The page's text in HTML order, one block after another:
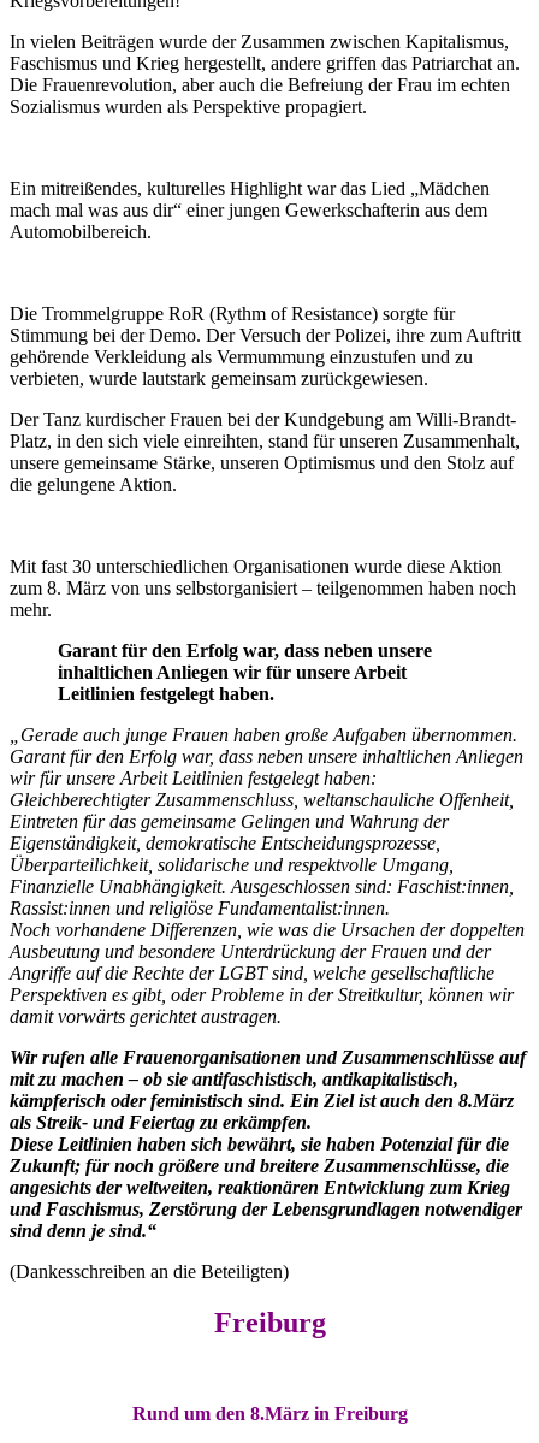
In vielen Beiträgen wurde der Zusammen zwischen Kapitalismus,
Faschismus und Krieg hergestellt, andere griffen das Patriarchat an.
Die Frauenrevolution, aber auch die Befreiung der Frau im echten
Sozialismus wurden als Perspektive propagiert.
Ein mitreißendes, kulturelles Highlight war das Lied „Mädchen
mach mal was aus dir“ einer jungen Gewerkschafterin aus dem
Automobilbereich.
Die Trommelgruppe RoR (Rythm of Resistance) sorgte für
Stimmung bei der Demo. Der Versuch der Polizei, ihre zum Auftritt
gehörende Verkleidung als Vermummung einzustufen und zu
verbieten, wurde lautstark gemeinsam zurückgewiesen.
Der Tanz kurdischer Frauen bei der Kundgebung am Willi-Brandt-
Platz, in den sich viele einreihten, stand für unseren Zusammenhalt,
unsere gemeinsame Stärke, unseren Optimismus und den Stolz auf
die gelungene Aktion.
Mit fast 30 unterschiedlichen Organisationen wurde diese Aktion
zum 8. März von uns selbstorganisiert – teilgenommen haben noch
mehr.
Garant für den Erfolg war, dass neben unsere
inhaltlichen Anliegen wir für unsere Arbeit
Leitlinien festgelegt haben.
„Gerade auch junge Frauen haben große Aufgaben übernommen.
Garant für den Erfolg war, dass neben unsere inhaltlichen Anliegen
wir für unsere Arbeit Leitlinien festgelegt haben:
Gleichberechtigter Zusammenschluss, weltanschauliche Offenheit,
Eintreten für das gemeinsame Gelingen und Wahrung der
Eigenständigkeit, demokratische Entscheidungsprozesse,
Überparteilichkeit, solidarische und respektvolle Umgang,
Finanzielle Unabhängigkeit. Ausgeschlossen sind: Faschist:innen,
Rassist:innen und religiöse Fundamentalist:innen.
Noch vorhandene Differenzen, wie was die Ursachen der doppelten
Ausbeutung und besondere Unterdrückung der Frauen und der
Angriffe auf die Rechte der LGBT sind, welche gesellschaftliche
Perspektiven es gibt, oder Probleme in der Streitkultur, können wir
damit vorwärts gerichtet austragen.
Wir rufen alle Frauenorganisationen und Zusammenschlüsse auf
mit zu machen – ob sie antifaschistisch, antikapitalistisch,
kämpferisch oder feministisch sind. Ein Ziel ist auch den 8.März
als Streik- und Feiertag zu erkämpfen.
Diese Leitlinien haben sich bewährt, sie haben Potenzial für die
Zukunft; für noch größere und breitere Zusammenschlüsse, die
angesichts der weltweiten, reaktionären Entwicklung zum Krieg
und Faschismus, Zerstörung der Lebensgrundlagen notwendiger
sind denn je sind.“
(Dankesschreiben an die Beteiligten)
Freiburg
Rund um den 8.März in Freiburg